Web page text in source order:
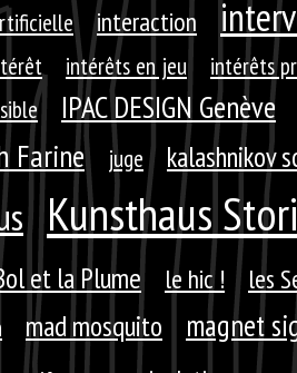
interaction
intérêts en jeu intérêts
IPAC DESIGN Genève
Farine juge kalashnikov
Kunsthaus
et la Plume le hic ! les
mad mosquito magnet